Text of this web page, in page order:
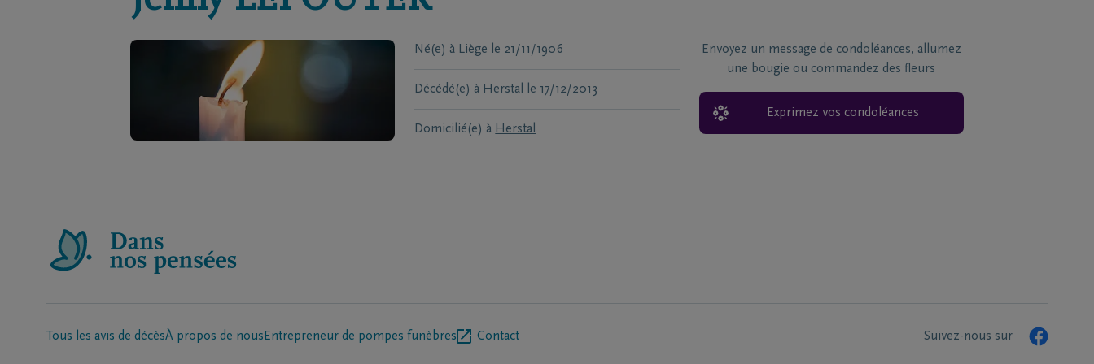
Né(e) à Liège le 21/11/1906
Décédé(e) à Herstal le 17/12/2013
Domicilié(e) à Herstal
Envoyez un message de condoléances, allumez
une bougie ou commandez des fleurs
Exprimez vos condoléances
Tous les avis de décèsÀ propos de nous Entrepreneur de pompes funèbres Contact Suivez-nous sur